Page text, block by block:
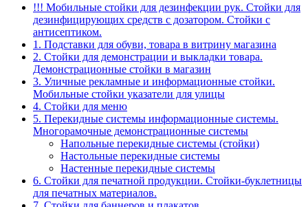
!!! Мобильные стойки для дезинфекции рук. Стойки для
дезинфицирующих средств с дозатором. Стойки с
антисептиком.
1. Подставки для обуви, товара в витрину магазина
2. Стойки для демонстрации и выкладки товара.
Демонстрационные стойки в магазин
3. Уличные рекламные и информационные стойки.
Мобильные стойки указатели для улицы
4. Стойки для меню
5. Перекидные системы информационные системы.
Многорамочные демонстрационные системы
Напольные перекидные системы (стойки)
Настольные перекидные системы
Настенные перекидные системы
6. Стойки для печатной продукции. Стойки-буклетницы
для печатных материалов.